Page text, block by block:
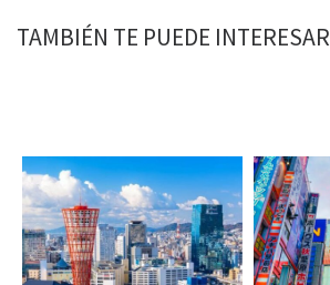
TAMBIÉN TE PUEDE INTERESAR